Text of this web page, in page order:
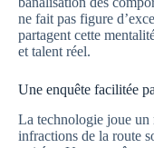
ne fait pas figure
partagent cette
et talent réel.
Une enquête facilitée
La technologie joue un
infractions de la route